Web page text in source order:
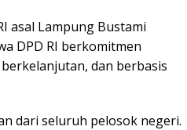
asal Lampung Bustami
DPD RI berkomitmen
dan berbasis
dari seluruh pelosok negeri.